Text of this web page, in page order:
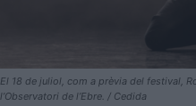
El 18 de juliol, com a prèvia del festival,
l’Observatori de l’Ebre. / Cedida